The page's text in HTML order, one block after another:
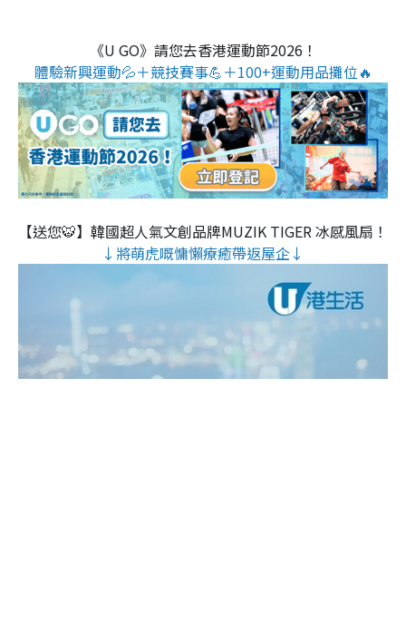
《U GO》請您去香港運動節2026！
體驗新興運動💦＋競技賽事💪＋100+運動用品攤位🔥
【送您🐯】韓國超人氣文創品牌MUZIK TIGER 冰感風扇！
↓將萌虎嘅慵懶療癒帶返屋企↓